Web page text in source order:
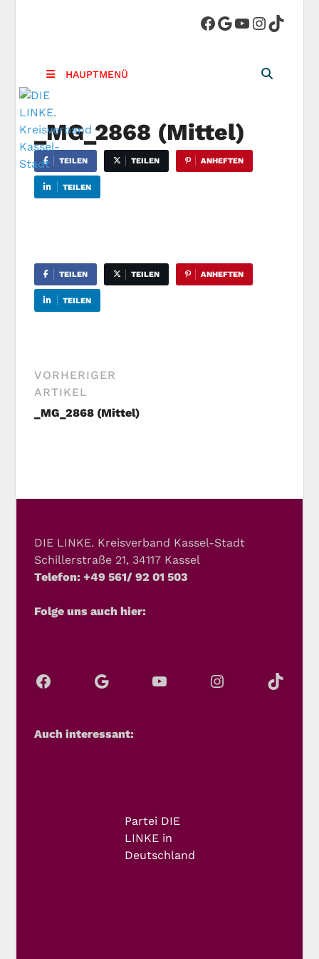
Kreisverband
Kassel-Stadt
HAUPTMENÜ
_MG_2868 (Mittel)
TEILEN TEILEN ANHEFTEN
TEILEN
TEILEN TEILEN ANHEFTEN
TEILEN
VORHERIGER
ARTIKEL
_MG_2868 (Mittel)
DIE LINKE. Kreisverband Kassel-Stadt
Schillerstraße 21, 34117 Kassel
Telefon: +49 561/ 92 01 503
Folge uns auch hier:
Auch interessant:
Partei DIE
LINKE in
Deutschland